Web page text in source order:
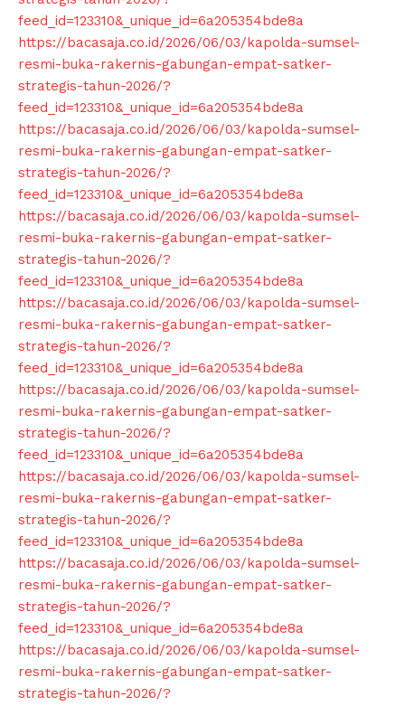
feed_id=123310&_unique_id=6a205354bde8a
https://bacasaja.co.id/2026/06/03/kapolda-sumsel-
resmi-buka-rakernis-gabungan-empat-satker-
strategis-tahun-2026/?
feed_id=123310&_unique_id=6a205354bde8a
https://bacasaja.co.id/2026/06/03/kapolda-sumsel-
resmi-buka-rakernis-gabungan-empat-satker-
strategis-tahun-2026/?
feed_id=123310&_unique_id=6a205354bde8a
https://bacasaja.co.id/2026/06/03/kapolda-sumsel-
resmi-buka-rakernis-gabungan-empat-satker-
strategis-tahun-2026/?
feed_id=123310&_unique_id=6a205354bde8a
https://bacasaja.co.id/2026/06/03/kapolda-sumsel-
resmi-buka-rakernis-gabungan-empat-satker-
strategis-tahun-2026/?
feed_id=123310&_unique_id=6a205354bde8a
https://bacasaja.co.id/2026/06/03/kapolda-sumsel-
resmi-buka-rakernis-gabungan-empat-satker-
strategis-tahun-2026/?
feed_id=123310&_unique_id=6a205354bde8a
https://bacasaja.co.id/2026/06/03/kapolda-sumsel-
resmi-buka-rakernis-gabungan-empat-satker-
strategis-tahun-2026/?
feed_id=123310&_unique_id=6a205354bde8a
https://bacasaja.co.id/2026/06/03/kapolda-sumsel-
resmi-buka-rakernis-gabungan-empat-satker-
strategis-tahun-2026/?
feed_id=123310&_unique_id=6a205354bde8a
https://bacasaja.co.id/2026/06/03/kapolda-sumsel-
resmi-buka-rakernis-gabungan-empat-satker-
strategis-tahun-2026/?